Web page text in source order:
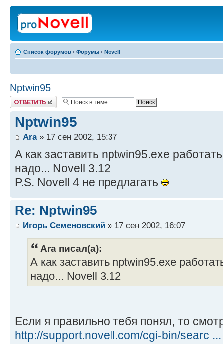
Список форумов ‹ Форумы ‹ Novell
Nptwin95
Ответить
Nptwin95
Ara» 17 сен 2002, 15:37
А как заставить nptwin95.exe
надо... Novell 3.12
P.S. Novell 4 не предлагать
Re: Nptwin95
Игорь Семеновский » 17 сен 2002, 16:07
Ara писал(а):
А как заставить nptwin95.exe
надо... Novell 3.12
Если я правильно тебя понял, то
http://support.novell.com/cgi-bin/searc